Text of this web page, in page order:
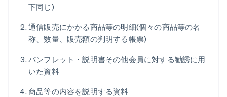
下同じ)
通信販売にかかる商品等の明細(個々の商品等の名
称、数量、販売額の判明する帳票)
パンフレット・説明書その他会員に対する勧誘に用
いた資料
商品等の内容を説明する資料